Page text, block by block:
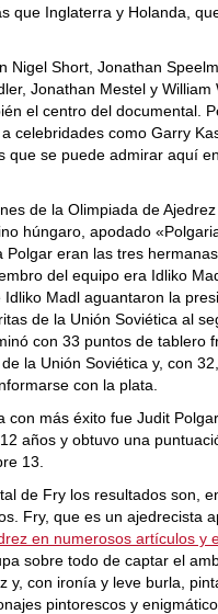
que Inglaterra y Holanda,
Nigel Short, Jonathan
Jonathan Mestel y William
el centro del documental.
celebridades como Garry
que se puede admirar aquí
de la Olimpiada de Ajedrez
húngaro, apodado
Polgar eran las tres
del equipo era Idliko
Idliko Madl aguantaron la
de la Unión Soviética al
con 33 puntos de tablero
la Unión Soviética y, con
con la plata.
con más éxito fue Judit
años y obtuvo una
13.
de Fry los resultados son,
Fry, que es un ajedrecista
en numerosos artículos y
sobre todo de captar el
y, con ironía y leve burla,
pintorescos y